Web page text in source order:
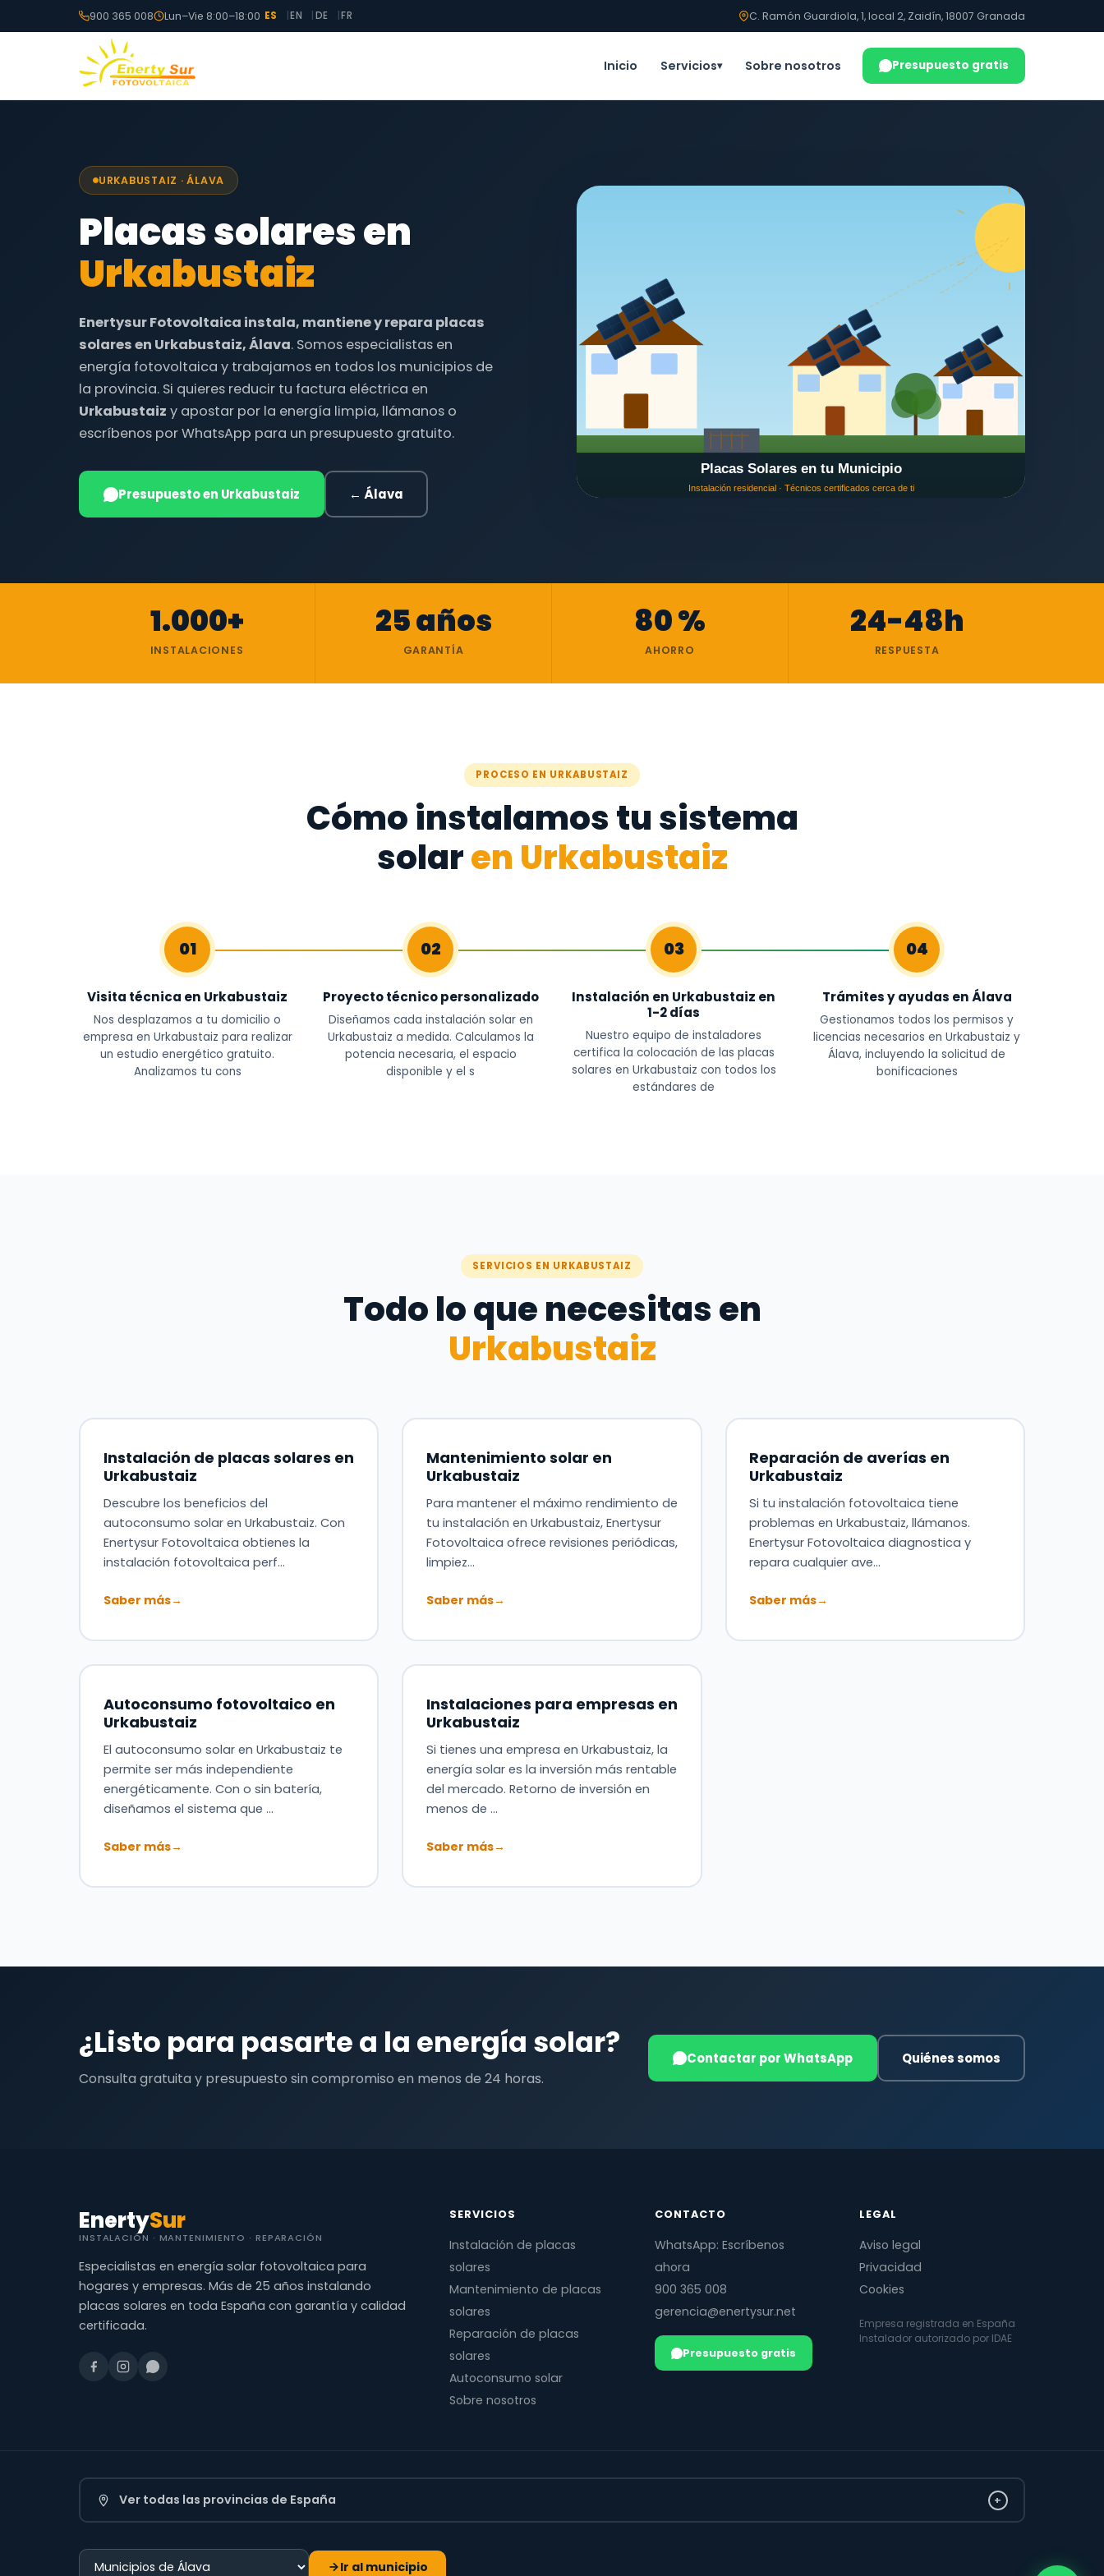
900 365 008 Lun–Vie 8:00–18:00 ES EN DE FR C. Ramón Guardiola, 1, local 2, Zaidín, 18007 Granada
Inicio Servicios▾ Sobre nosotros Presupuesto gratis
URKABUSTAIZ · ÁLAVA
Placas solares en
Urkabustaiz
Enertysur Fotovoltaica instala, mantiene y repara placas
solares en Urkabustaiz, Álava. Somos especialistas en
energía fotovoltaica y trabajamos en todos los municipios de
la provincia. Si quieres reducir tu factura eléctrica en
Urkabustaiz y apostar por la energía limpia, llámanos o
escríbenos por WhatsApp para un presupuesto gratuito.
Presupuesto en Urkabustaiz ← Álava
1.000+
INSTALACIONES
25 años
GARANTÍA
80 %
AHORRO
24-48h
RESPUESTA
PROCESO EN URKABUSTAIZ
Cómo instalamos tu sistema
solaren Urkabustaiz
01
Visita técnica en Urkabustaiz
Nos desplazamos a tu domicilio o
empresa en Urkabustaiz para realizar
un estudio energético gratuito.
Analizamos tu cons
02
Proyecto técnico personalizado
Diseñamos cada instalación solar en
Urkabustaiz a medida. Calculamos la
potencia necesaria, el espacio
disponible y el s
03
Instalación en Urkabustaiz en
1-2 días
Nuestro equipo de instaladores
certifica la colocación de las placas
solares en Urkabustaiz con todos los
estándares de
04
Trámites y ayudas en Álava
Gestionamos todos los permisos y
licencias necesarios en Urkabustaiz y
Álava, incluyendo la solicitud de
bonificaciones
SERVICIOS EN URKABUSTAIZ
Todo lo que necesitas en
Urkabustaiz
Instalación de placas solares en
Urkabustaiz
Descubre los beneficios del
autoconsumo solar en Urkabustaiz. Con
Enertysur Fotovoltaica obtienes la
instalación fotovoltaica perf…
Saber más→
Mantenimiento solar en
Urkabustaiz
Para mantener el máximo rendimiento de
tu instalación en Urkabustaiz, Enertysur
Fotovoltaica ofrece revisiones periódicas,
limpiez…
Saber más→
Reparación de averías en
Urkabustaiz
Si tu instalación fotovoltaica tiene
problemas en Urkabustaiz, llámanos.
Enertysur Fotovoltaica diagnostica y
repara cualquier ave…
Saber más→
Autoconsumo fotovoltaico en
Urkabustaiz
El autoconsumo solar en Urkabustaiz te
permite ser más independiente
energéticamente. Con o sin batería,
diseñamos el sistema que …
Saber más→
Instalaciones para empresas en
Urkabustaiz
Si tienes una empresa en Urkabustaiz, la
energía solar es la inversión más rentable
del mercado. Retorno de inversión en
menos de …
Saber más→
¿Listo para pasarte a la energía solar?
Consulta gratuita y presupuesto sin compromiso en menos de 24 horas.
Contactar por WhatsApp Quiénes somos
EnertySur
INSTALACIÓN · MANTENIMIENTO · REPARACIÓN
Especialistas en energía solar fotovoltaica para
hogares y empresas. Más de 25 años instalando
placas solares en toda España con garantía y calidad
certificada.
SERVICIOS
Instalación de placas
solares
Mantenimiento de placas
solares
Reparación de placas
solares
Autoconsumo solar
Sobre nosotros
CONTACTO
WhatsApp: Escríbenos
ahora
900 365 008
gerencia@enertysur.net
Presupuesto gratis
LEGAL
Aviso legal
Privacidad
Cookies
Empresa registrada en España
Instalador autorizado por IDAE
Ver todas las provincias de España +
Ir al municipio